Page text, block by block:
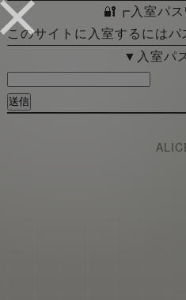
🔐┏入室パ
このサイトに入室するにはパ
▼入室パ